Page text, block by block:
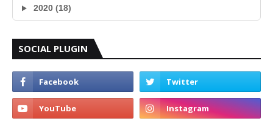
2020 (18)
SOCIAL PLUGIN